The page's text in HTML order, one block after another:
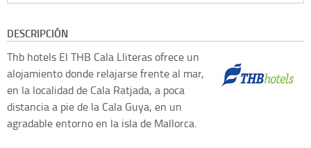
DESCRIPCIÓN
Thb hotels El THB Cala Lliteras ofrece un
alojamiento donde relajarse frente al mar,
en la localidad de Cala Ratjada, a poca
distancia a pie de la Cala Guya, en un
agradable entorno en la isla de Mallorca.